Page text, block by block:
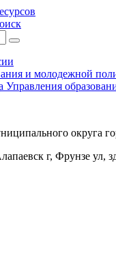
и молодежной
Управления
округа
г, Фрунзе ул,